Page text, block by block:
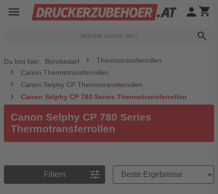
menu
search
person shopping_cart
Du bist hier: Bürobedarf
Thermotransferrollen
Canon Thermotransferrollen
Canon Selphy CP Thermotransferrollen
Canon Selphy CP 780 Series Thermotransferrollen
Canon Selphy CP 780 Series
Thermotransferrollen
Filtern tune
Preisreihenfolge